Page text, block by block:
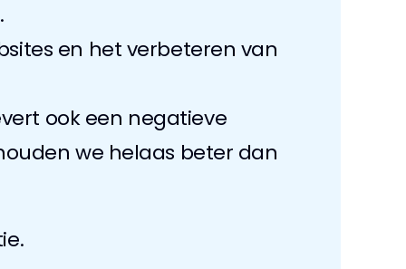
en het verbeteren van
ook een negatieve
we helaas beter dan